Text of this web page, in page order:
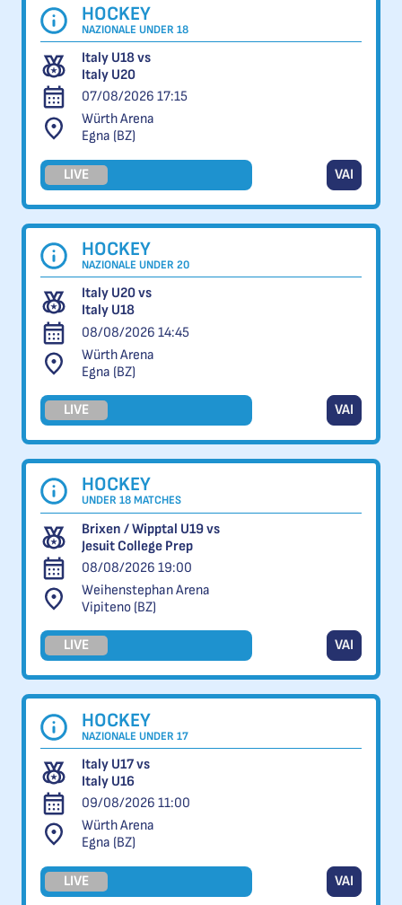
HOCKEY
NAZIONALE UNDER 18
Italy U18 vs
Italy U20
07/08/2026 17:15
Würth Arena
Egna (BZ)
LIVE VAI
HOCKEY
NAZIONALE UNDER 20
Italy U20 vs
Italy U18
08/08/2026 14:45
Würth Arena
Egna (BZ)
LIVE VAI
HOCKEY
UNDER 18 MATCHES
Brixen / Wipptal U19 vs
Jesuit College Prep
08/08/2026 19:00
Weihenstephan Arena
Vipiteno (BZ)
LIVE VAI
HOCKEY
NAZIONALE UNDER 17
Italy U17 vs
Italy U16
09/08/2026 11:00
Würth Arena
Egna (BZ)
LIVE VAI